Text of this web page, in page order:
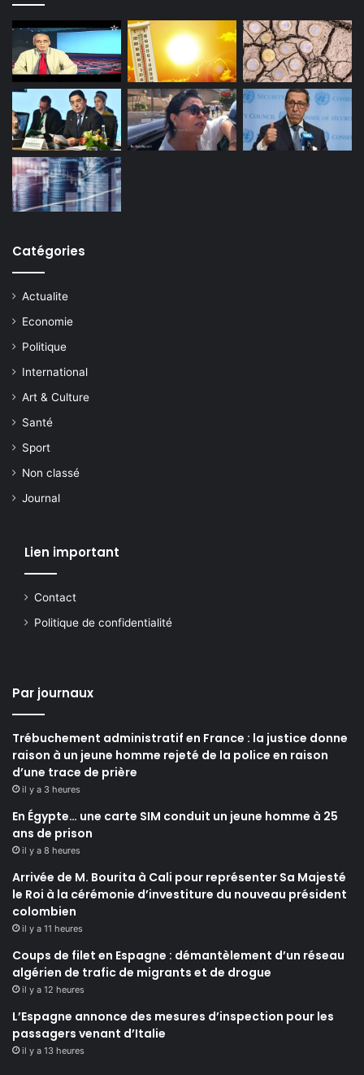
Catégories
Actualite
Economie
Politique
International
Art & Culture
Santé
Sport
Non classé
Journal
Lien important
Contact
Politique de confidentialité
Par journaux
Trébuchement administratif en France : la justice donne
raison à un jeune homme rejeté de la police en raison
d’une trace de prière
il y a 3 heures
En Égypte… une carte SIM conduit un jeune homme à 25
ans de prison
il y a 8 heures
Arrivée de M. Bourita à Cali pour représenter Sa Majesté
le Roi à la cérémonie d’investiture du nouveau président
colombien
il y a 11 heures
Coups de filet en Espagne : démantèlement d’un réseau
algérien de trafic de migrants et de drogue
il y a 12 heures
L’Espagne annonce des mesures d’inspection pour les
passagers venant d’Italie
il y a 13 heures